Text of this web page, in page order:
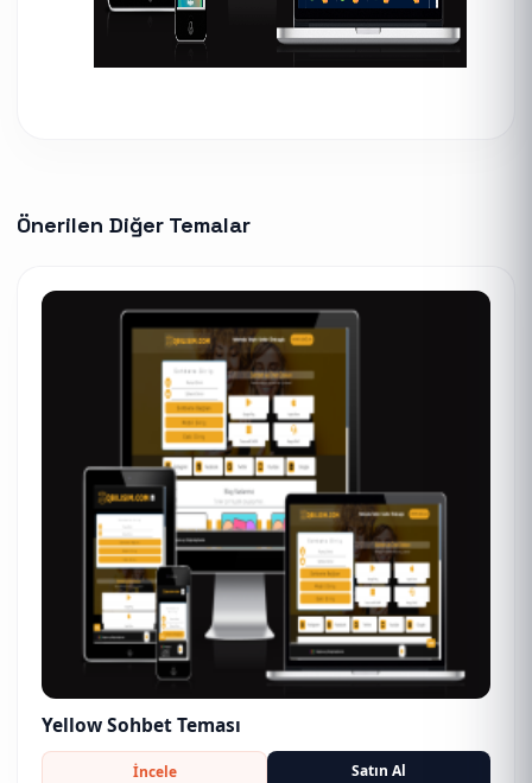
Önerilen Diğer Temalar
Yellow Sohbet Teması
İncele Satın Al